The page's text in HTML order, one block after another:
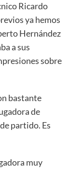
Ricardo
ya hemos
Hernández
a sus
sobre
bastante
de
partido. Es
muy